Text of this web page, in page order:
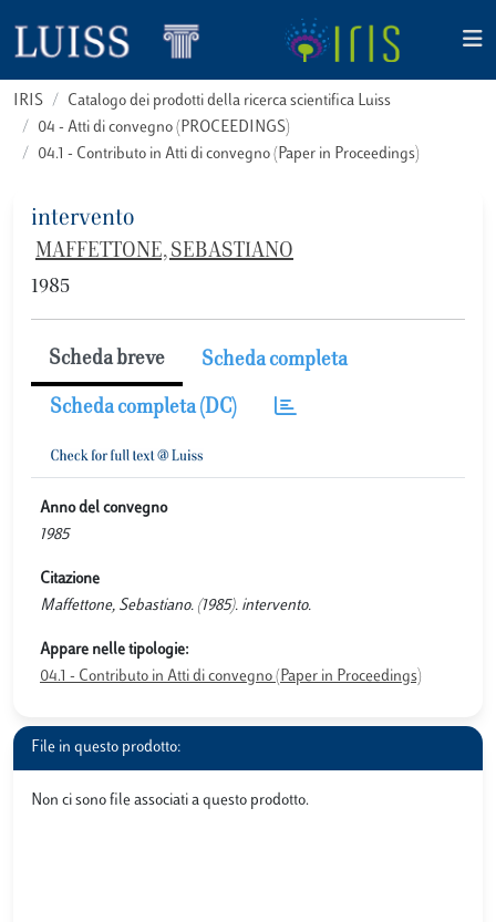
IRIS
Catalogo dei prodotti della ricerca scientifica Luiss
04 - Atti di convegno (PROCEEDINGS)
04.1 - Contributo in Atti di convegno (Paper in Proceedings)
intervento
MAFFETTONE, SEBASTIANO
1985
Scheda breve Scheda completa
Scheda completa (DC)
Anno del convegno
1985
Citazione
Maffettone, Sebastiano. (1985). intervento.
Appare nelle tipologie:
04.1 - Contributo in Atti di convegno (Paper in Proceedings)
File in questo prodotto:
Non ci sono file associati a questo prodotto.